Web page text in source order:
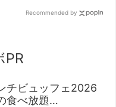
Recommended by
PR
チビュッフェ2026
食べ放題…